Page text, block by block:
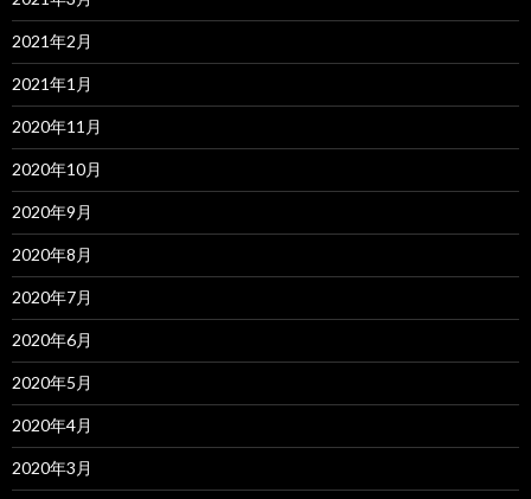
2021年2月
2021年1月
2020年11月
2020年10月
2020年9月
2020年8月
2020年7月
2020年6月
2020年5月
2020年4月
2020年3月